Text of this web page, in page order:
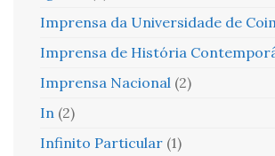
Imprensa da Universidade de
Imprensa de História
Imprensa Nacional (2)
In (2)
Infinito Particular (1)